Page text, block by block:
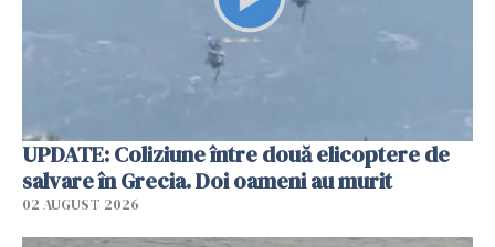
UPDATE: Coliziune între două elicoptere de
salvare în Grecia. Doi oameni au murit
02 AUGUST 2026